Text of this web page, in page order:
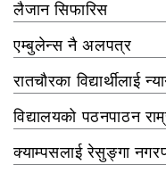
लैजान सिफारिस
एम्बुलेन्स नै अलपत्र
रातचौरका विद्यार्थीलाई
विद्यालयको पठनपाठन
क्याम्पसलाई रेसुङ्गा